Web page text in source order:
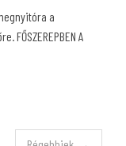
a
FŐSZEREPBEN A